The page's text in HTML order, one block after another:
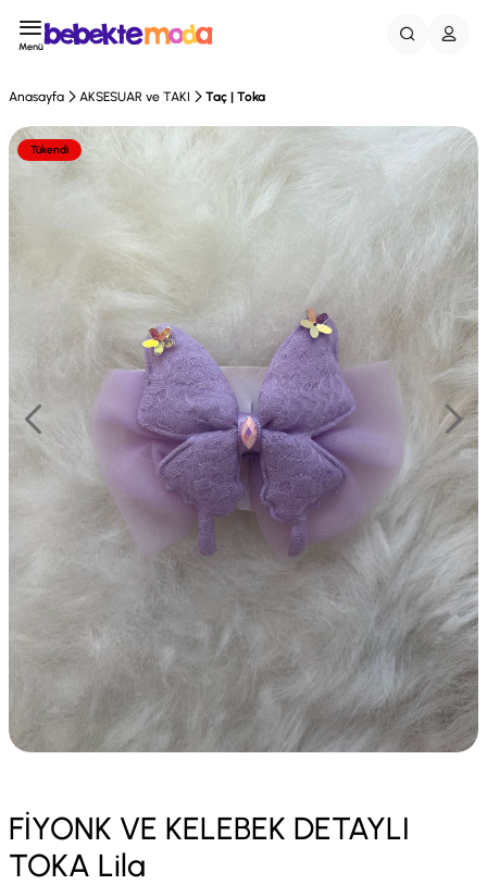
Menü
Anasayfa AKSESUAR ve TAKI Taç | Toka
Tükendi
FİYONK VE KELEBEK DETAYLI
TOKA Lila